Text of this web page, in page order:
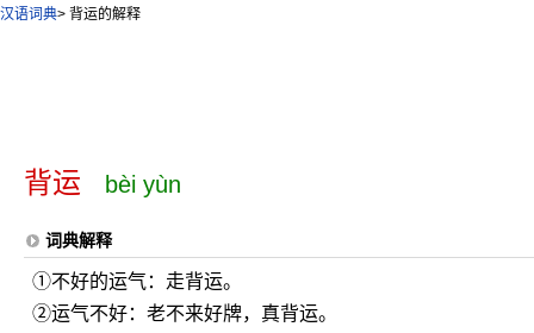
汉语词典> 背运的解释
背运 bèi yùn
词典解释
①不好的运气：走背运。
②运气不好：老不来好牌，真背运。